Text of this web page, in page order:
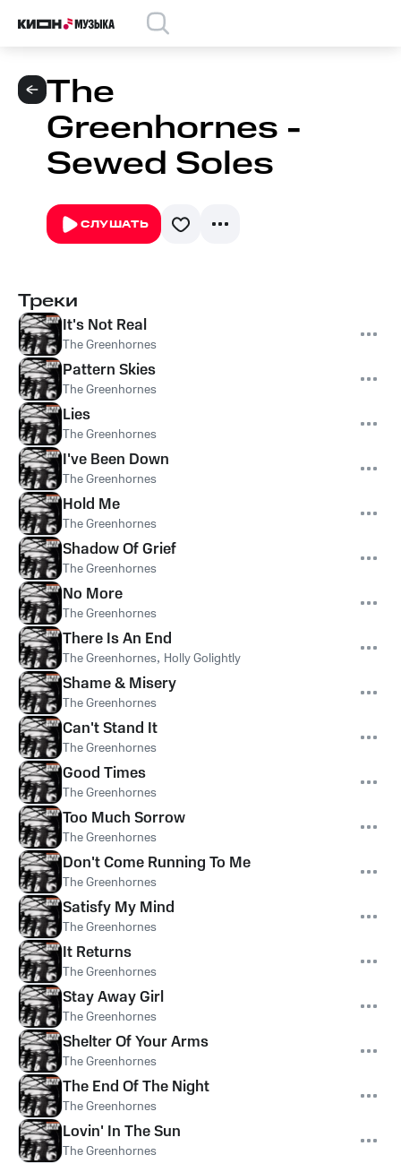
The
Greenhornes -
Sewed Soles
СЛУШАТЬ
Треки
It's Not Real
The Greenhornes
Pattern Skies
The Greenhornes
Lies
The Greenhornes
I've Been Down
The Greenhornes
Hold Me
The Greenhornes
Shadow Of Grief
The Greenhornes
No More
The Greenhornes
There Is An End
The Greenhornes, Holly Golightly
Shame & Misery
The Greenhornes
Can't Stand It
The Greenhornes
Good Times
The Greenhornes
Too Much Sorrow
The Greenhornes
Don't Come Running To Me
The Greenhornes
Satisfy My Mind
The Greenhornes
It Returns
The Greenhornes
Stay Away Girl
The Greenhornes
Shelter Of Your Arms
The Greenhornes
The End Of The Night
The Greenhornes
Lovin' In The Sun
The Greenhornes